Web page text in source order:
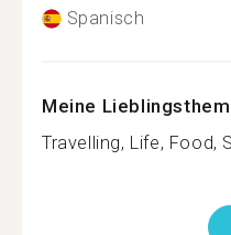
Spanisch
Meine
Travelling, Life, Food,